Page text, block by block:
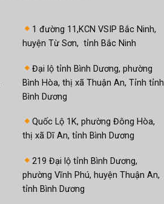
1 đường 11,KCN VSIP Bắc Ninh,
huyện Từ Sơn, tỉnh Bắc Ninh
Đại lộ tỉnh Bình Dương, phường
Bình Hòa, thị xã Thuận An, Tỉnh tỉnh
Bình Dương
Quốc Lộ 1K, phường Đông Hòa,
thị xã Dĩ An, tỉnh Bình Dương
219 Đại lộ tỉnh Bình Dương,
phường Vĩnh Phú, huyện Thuận An,
tỉnh Bình Dương